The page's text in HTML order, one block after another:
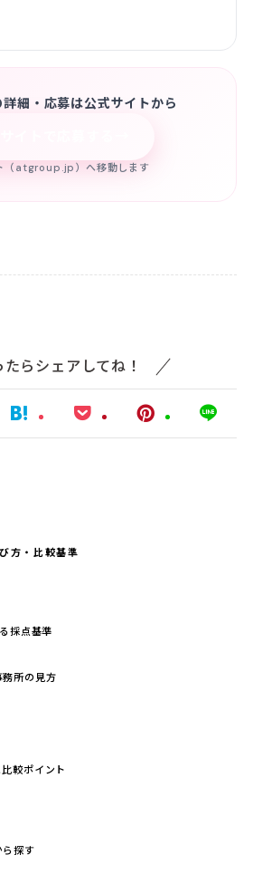
細・応募は公式サイトから
（atgroup.jp）へ移動します
たらシェアしてね！
方・比較基準
採点基準
務所の見方
較ポイント
ら探す